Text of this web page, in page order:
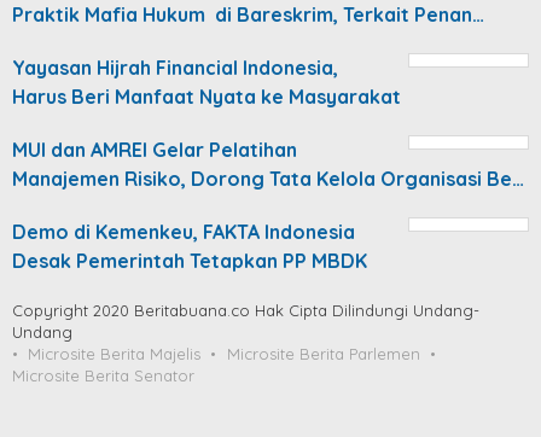
Praktik Mafia Hukum di Bareskrim, Terkait Penan…
Yayasan Hijrah Financial Indonesia,
Harus Beri Manfaat Nyata ke Masyarakat
MUI dan AMREI Gelar Pelatihan
Manajemen Risiko, Dorong Tata Kelola Organisasi Be…
Demo di Kemenkeu, FAKTA Indonesia
Desak Pemerintah Tetapkan PP MBDK
Copyright 2020 Beritabuana.co Hak Cipta Dilindungi Undang-
Undang
Microsite Berita Majelis
Microsite Berita Parlemen
Microsite Berita Senator